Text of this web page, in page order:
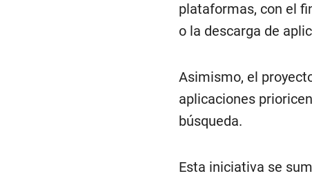
plataformas, con el
o la descarga de
Asimismo, el
aplicaciones
búsqueda.
Esta iniciativa se